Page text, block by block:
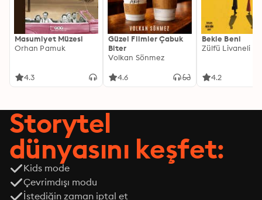
Masumiyet Müzesi
Orhan Pamuk
4.3
Güzel Filmler Çabuk
Biter
Volkan Sönmez
4.6
Bekle Beni
Zülfü Livaneli
4.2
Storytel
dünyasını keşfet:
Kids mode
Çevrimdışı modu
İstediğin zaman iptal et